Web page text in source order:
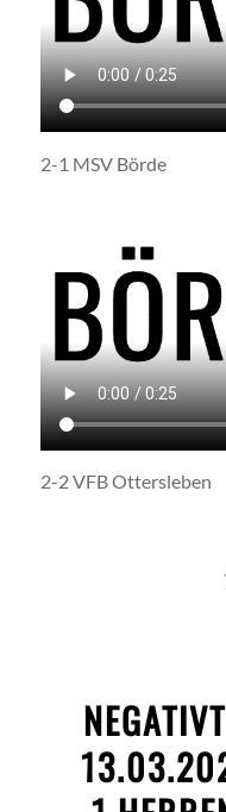
2-1 MSV Börde
2-2 VFB Ottersleben